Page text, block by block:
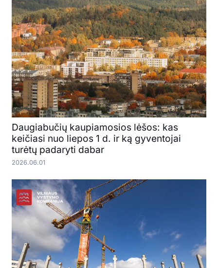
Daugiabučių kaupiamosios lėšos: kas
keičiasi nuo liepos 1 d. ir ką gyventojai
turėtų padaryti dabar
2026.06.01